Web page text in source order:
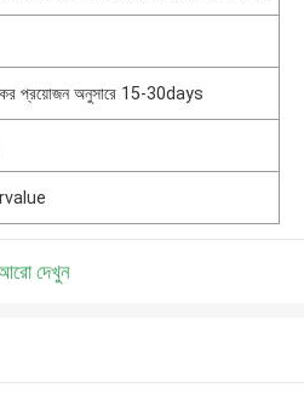
প্রয়োজন অনুসারে 15-30days
দেখুন